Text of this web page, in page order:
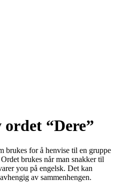
“Dere”
brukes for å henvise til en gruppe
brukes når man snakker til
you på engelsk. Det kan
av sammenhengen.